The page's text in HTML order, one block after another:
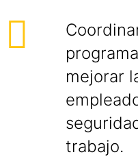
mejorar
trabajo.